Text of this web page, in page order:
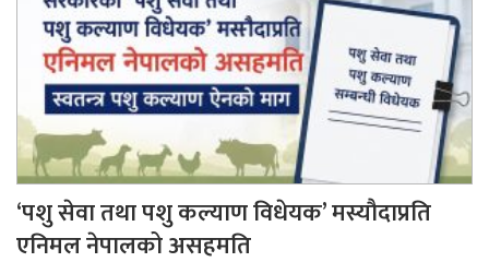
‘पशु सेवा तथा पशु कल्याण विधेयक’ मस्यौदाप्रति
एनिमल नेपालको असहमति